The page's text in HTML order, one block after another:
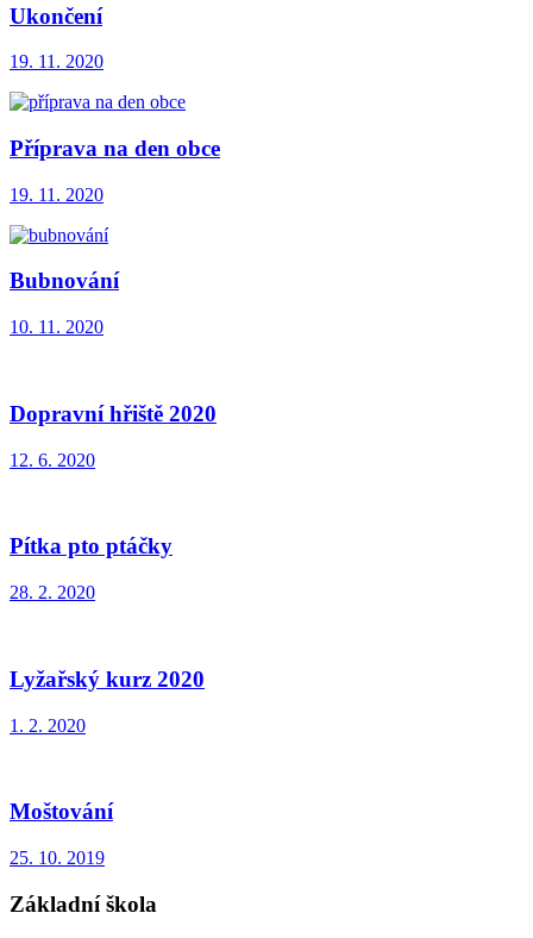
Ukončení
19. 11. 2020
Příprava na den obce
19. 11. 2020
Bubnování
10. 11. 2020
Dopravní hřiště 2020
12. 6. 2020
Pítka pto ptáčky
28. 2. 2020
Lyžařský kurz 2020
1. 2. 2020
Moštování
25. 10. 2019
Základní škola